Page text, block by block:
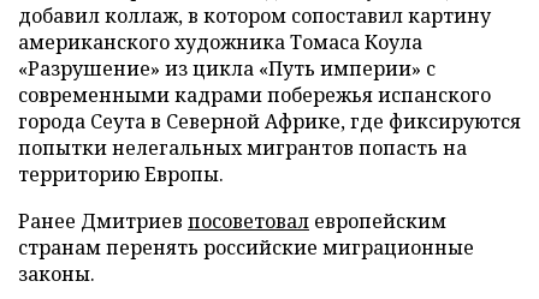
добавил коллаж, в котором сопоставил картину
американского художника Томаса Коула
«Разрушение» из цикла «Путь империи» с
современными кадрами побережья испанского
города Сеута в Северной Африке, где фиксируются
попытки нелегальных мигрантов попасть на
территорию Европы.
Ранее Дмитриев посоветовал европейским
странам перенять российские миграционные
законы.